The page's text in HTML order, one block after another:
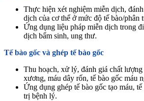
Thực hiện xét nghiệm miễn dịch,
dịch của cơ thể ở mức độ tế bào/phân
Ứng dụng liệu pháp miễn dịch trong
dịch bẩm sinh, ung thư.
Tế bào gốc và ghép tế bào gốc
Thu hoạch, xử lý, đánh giá chất
xương, máu dây rốn, tế bào gốc máu
Ứng dụng ghép tế bào gốc tạo máu,
trị bệnh lý.